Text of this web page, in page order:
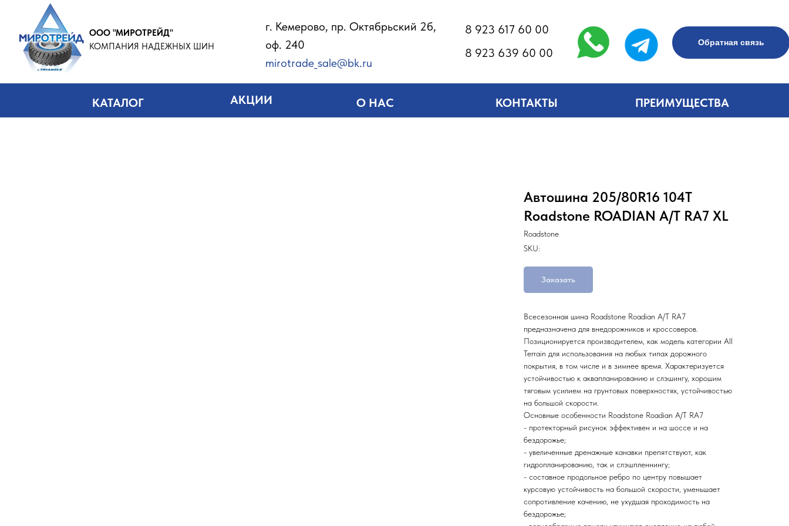
г. Кемерово, пр. Октябрьский 2б,
оф. 240
8 923 617 60 00
8 923 639 60 00
mirotrade_sale@bk.ru
Обратная связь
КАТАЛОГ АКЦИИ О НАС КОНТАКТЫ ПРЕИМУЩЕСТВА
ООО "МИРОТРЕЙД"
КОМПАНИЯ НАДЕЖНЫХ ШИН
Автошина 205/80R16 104T
Roadstone ROADIAN A/T RA7 XL
Roadstone
SKU:
Заказать
Всесезонная шина Roadstone Roadian A/T RA7
предназначена для внедорожников и кроссоверов.
Позиционируется производителем, как модель категории All
Terrain для использования на любых типах дорожного
покрытия, в том числе и в зимнее время. Характеризуется
устойчивостью к аквапланированию и слэшингу, хорошим
тяговым усилием на грунтовых поверхностях, устойчивостью
на большой скорости.
Основные особенности Roadstone Roadian A/T RA7
- протекторный рисунок эффективен и на шоссе и на
бездорожье;
- увеличенные дренажные канавки препятствуют, как
гидропланированию, так и слэшпленнингу;
- составное продольное ребро по центру повышает
курсовую устойчивость на большой скорости, уменьшает
сопротивление качению, не ухудшая проходимость на
бездорожье;